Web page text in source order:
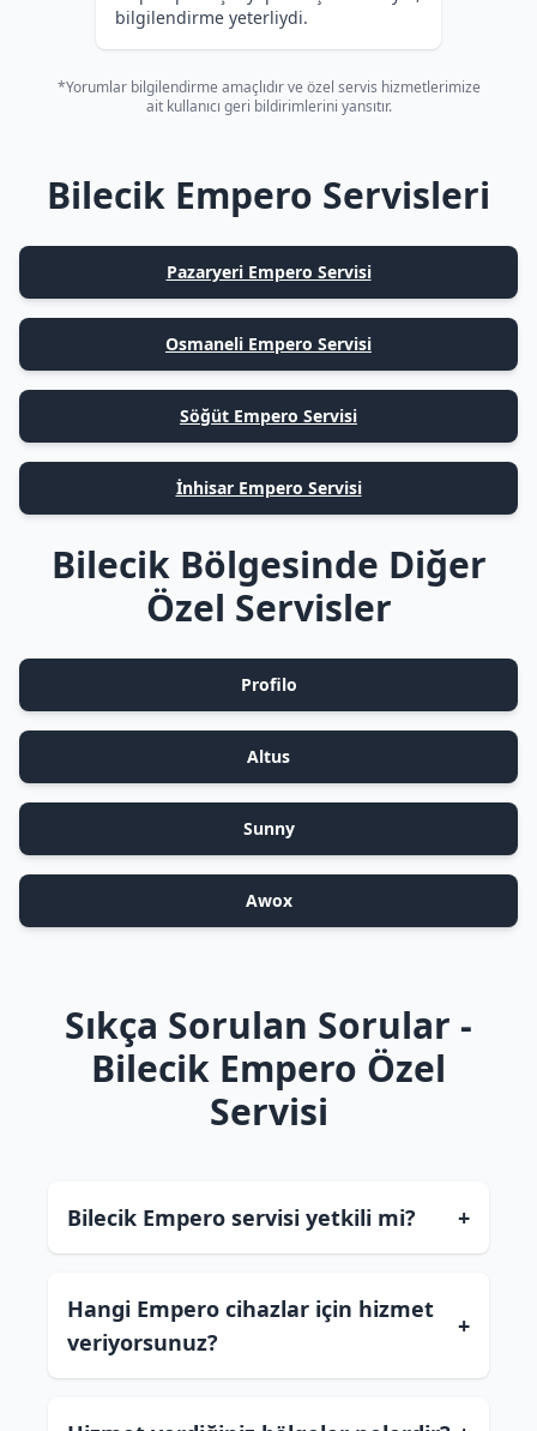
bilgilendirme yeterliydi.
*Yorumlar bilgilendirme amaçlıdır ve özel servis hizmetlerimize
ait kullanıcı geri bildirimlerini yansıtır.
Bilecik Empero Servisleri
Pazaryeri Empero Servisi
Osmaneli Empero Servisi
Söğüt Empero Servisi
İnhisar Empero Servisi
Bilecik Bölgesinde Diğer
Özel Servisler
Profilo
Altus
Sunny
Awox
Sıkça Sorulan Sorular -
Bilecik Empero Özel
Servisi
Bilecik Empero servisi yetkili mi? +
Hangi Empero cihazlar için hizmet
veriyorsunuz?
+